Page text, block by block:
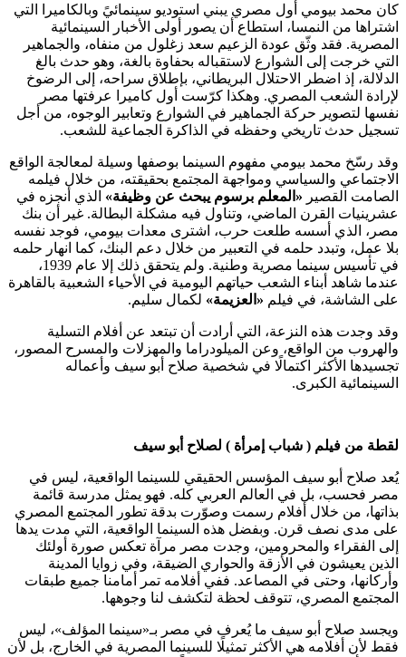
كان محمد بيومي أول مصري يبني استوديو سينمائيً وبالكاميرا التي
اشتراها من النمسا، استطاع أن يصور أولى الأخبار السينمائية
المصرية. فقد وثّق عودة الزعيم سعد زغلول من منفاه، والجماهير
التي خرجت إلى الشوارع لاستقباله بحفاوة بالغة، وهو حدث بالغ
الدلالة، إذ اضطر الاحتلال البريطاني، بإطلاق سراحه، إلى الرضوخ
لإرادة الشعب المصري. وهكذا كرّست أول كاميرا عرفتها مصر
نفسها لتصوير حركة الجماهير في الشوارع وتعابير الوجوه، من أجل
تسجيل حدث تاريخي وحفظه في الذاكرة الجماعية للشعب.
وقد رسّخ محمد بيومي مفهوم السينما بوصفها وسيلة لمعالجة الواقع
الاجتماعي والسياسي ومواجهة المجتمع بحقيقته، من خلال فيلمه
الصامت القصير «المعلم برسوم يبحث عن وظيفة» الذي أنجزه في
عشرينيات القرن الماضي، وتناول فيه مشكلة البطالة. غير أن بنك
مصر، الذي أسسه طلعت حرب، اشترى معدات بيومي، فوجد نفسه
بلا عمل، وتبدد حلمه في التعبير من خلال دعم البنك، كما انهار حلمه
في تأسيس سينما مصرية وطنية. ولم يتحقق ذلك إلا عام 1939،
عندما شاهد أبناء الشعب حياتهم اليومية في الأحياء الشعبية بالقاهرة
على الشاشة، في فيلم «العزيمة» لكمال سليم.
وقد وجدت هذه النزعة، التي أرادت أن تبتعد عن أفلام التسلية
والهروب من الواقع، وعن الميلودراما والمهزلات والمسرح المصور،
تجسيدها الأكثر اكتمالًا في شخصية صلاح أبو سيف وأعماله
السينمائية الكبرى.
لقطة من فيلم ( شباب إمرأة ) لصلاح أبو سيف
يُعد صلاح أبو سيف المؤسس الحقيقي للسينما الواقعية، ليس في
مصر فحسب، بل في العالم العربي كله. فهو يمثل مدرسة قائمة
بذاتها، من خلال أفلام رسمت وصوّرت بدقة تطور المجتمع المصري
على مدى نصف قرن. وبفضل هذه السينما الواقعية، التي مدت يدها
إلى الفقراء والمحرومين، وجدت مصر مرآة تعكس صورة أولئك
الذين يعيشون في الأزقة والحواري الضيقة، وفي زوايا المدينة
وأركانها، وحتى في المصاعد. ففي أفلامه تمر أمامنا جميع طبقات
المجتمع المصري، تتوقف لحظة لتكشف لنا وجوهها.
ويجسد صلاح أبو سيف ما يُعرف في مصر بـ«سينما المؤلف»، ليس
فقط لأن أفلامه هي الأكثر تمثيلًا للسينما المصرية في الخارج، بل لأن